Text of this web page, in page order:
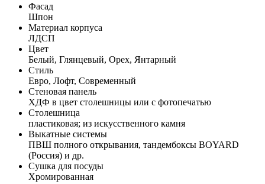
Фасад
Шпон
Материал корпуса
ЛДСП
Цвет
Белый, Глянцевый, Орех, Янтарный
Стиль
Евро, Лофт, Современный
Стеновая панель
ХДФ в цвет столешницы или с фотопечатью
Столешница
пластиковая; из искусственного камня
Выкатные системы
ПВШ полного открывания, тандембоксы BOYARD
(Россия) и др.
Сушка для посуды
Хромированная